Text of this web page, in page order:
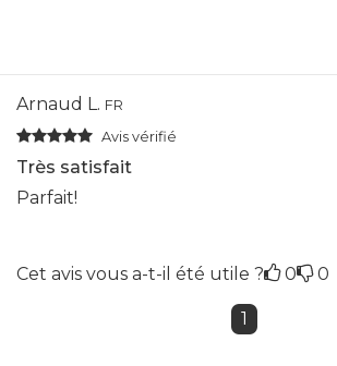
Arnaud L. FR
Avis vérifié
Très satisfait
Parfait!
Cet avis vous a-t-il été utile ? 0 0
1